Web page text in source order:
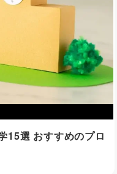
15選 おすすめのプロ